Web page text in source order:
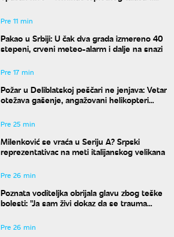
Pre 11 min
Pakao u Srbiji: U čak dva grada izmereno 40
stepeni, crveni meteo-alarm i dalje na snazi
Pre 17 min
Požar u Deliblatskoj peščari ne jenjava: Vetar
otežava gašenje, angažovani helikopteri
Pre 25 min
Milenković se vraća u Seriju A? Srpski
reprezentativac na meti italijanskog velikana
Pre 26 min
Poznata voditeljka obrijala glavu zbog teške
bolesti: "Ja sam živi dokaz da se trauma
Pre 26 min